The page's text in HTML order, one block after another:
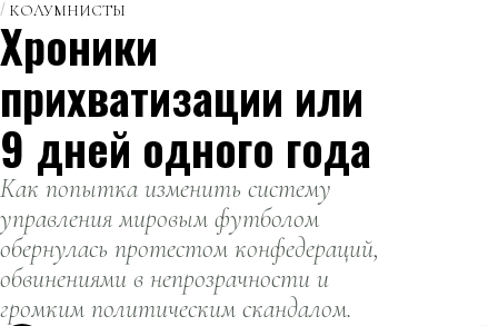
КОЛУМНИСТЫ
Хроники
прихватизации или
9 дней одного года
Как попытка изменить систему
управления мировым футболом
обернулась протестом конфедераций,
обвинениями в непрозрачности и
громким политическим скандалом.